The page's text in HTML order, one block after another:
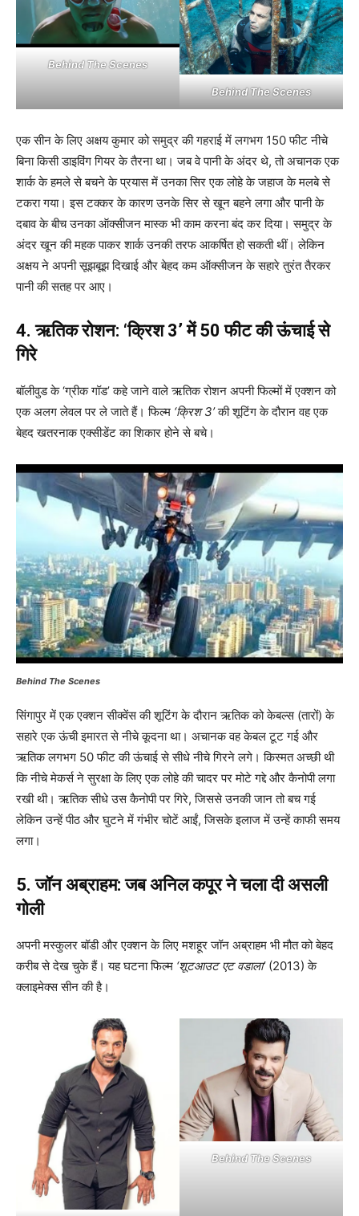
Behind The Scenes
Behind The Scenes
एक सीन के लिए अक्षय कुमार को समुद्र की गहराई में लगभग 150 फीट नीचे
बिना किसी डाइविंग गियर के तैरना था। जब वे पानी के अंदर थे, तो अचानक एक
शार्क के हमले से बचने के प्रयास में उनका सिर एक लोहे के जहाज के मलबे से
टकरा गया। इस टक्कर के कारण उनके सिर से खून बहने लगा और पानी के
दबाव के बीच उनका ऑक्सीजन मास्क भी काम करना बंद कर दिया। समुद्र के
अंदर खून की महक पाकर शार्क उनकी तरफ आकर्षित हो सकती थीं। लेकिन
अक्षय ने अपनी सूझबूझ दिखाई और बेहद कम ऑक्सीजन के सहारे तुरंत तैरकर
पानी की सतह पर आए।
4. ऋतिक रोशन: ‘क्रिश 3’ में 50 फीट की ऊंचाई से
गिरे
बॉलीवुड के ‘ग्रीक गॉड’ कहे जाने वाले ऋतिक रोशन अपनी फिल्मों में एक्शन को
एक अलग लेवल पर ले जाते हैं। फिल्म ‘क्रिश 3’की शूटिंग के दौरान वह एक
बेहद खतरनाक एक्सीडेंट का शिकार होने से बचे।
Behind The Scenes
सिंगापुर में एक एक्शन सीक्वेंस की शूटिंग के दौरान ऋतिक को केबल्स (तारों) के
सहारे एक ऊंची इमारत से नीचे कूदना था। अचानक वह केबल टूट गई और
ऋतिक लगभग 50 फीट की ऊंचाई से सीधे नीचे गिरने लगे। किस्मत अच्छी थी
कि नीचे मेकर्स ने सुरक्षा के लिए एक लोहे की चादर पर मोटे गद्दे और कैनोपी लगा
रखी थी। ऋतिक सीधे उस कैनोपी पर गिरे, जिससे उनकी जान तो बच गई
लेकिन उन्हें पीठ और घुटने में गंभीर चोटें आईं, जिसके इलाज में उन्हें काफी समय
लगा।
5. जॉन अब्राहम: जब अनिल कपूर ने चला दी असली
गोली
अपनी मस्कुलर बॉडी और एक्शन के लिए मशहूर जॉन अब्राहम भी मौत को बेहद
करीब से देख चुके हैं। यह घटना फिल्म ‘शूटआउट एट वडाला’(2013) के
क्लाइमेक्स सीन की है।
Behind The Scenes